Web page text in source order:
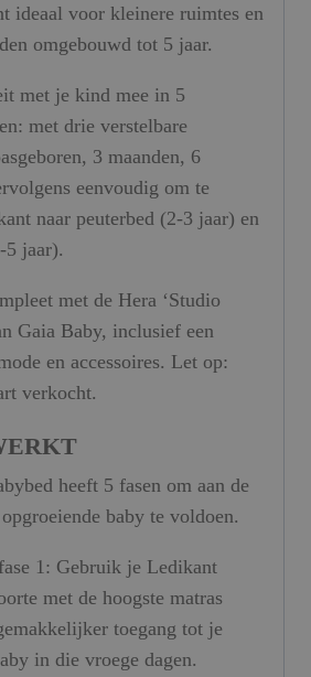
ideaal voor kleinere ruimtes en
omgebouwd tot 5 jaar.
met je kind mee in 5
met drie verstelbare
3 maanden, 6
eenvoudig om te
naar peuterbed (2-3 jaar) en
5 jaar).
met de Hera ‘Studio
Gaia Baby, inclusief een
en accessoires. Let op:
verkocht.
heeft 5 fasen om aan de
baby te voldoen.
1: Gebruik je Ledikant
met de hoogste matras
toegang tot je
in die vroege dagen.